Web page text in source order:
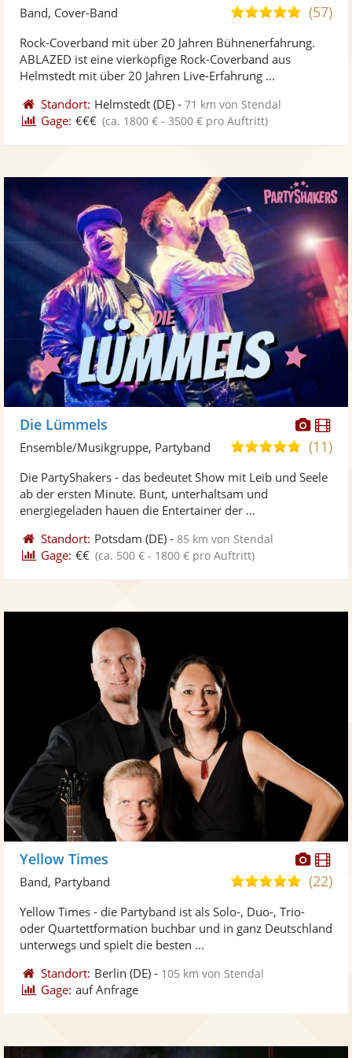
Fotos
4,9
5
(57)
Band, Cover-Band
Rock-Coverband mit über 20 Jahren Bühnenerfahrung.
ABLAZED ist eine vierköpfige Rock-Coverband aus
Helmstedt mit über 20 Jahren Live-Erfahrung ...
Standort: Helmstedt (DE) -71 km von Stendal
Gage: €€€ (ca. 1800 € - 3500 € pro Auftritt)
Fotos
Die Lümmels
5,0
5
(11)
Ensemble/Musikgruppe, Partyband
Die PartyShakers - das bedeutet Show mit Leib und Seele
ab der ersten Minute. Bunt, unterhaltsam und
energiegeladen hauen die Entertainer der ...
Standort: Potsdam (DE) -85 km von Stendal
Gage: €€ (ca. 500 € - 1800 € pro Auftritt)
Yellow Times
5,0
5
(22)
Band, Partyband
Yellow Times - die Partyband ist als Solo-, Duo-, Trio-
oder Quartettformation buchbar und in ganz Deutschland
unterwegs und spielt die besten ...
Standort: Berlin (DE) - 105 km von Stendal
Gage: auf Anfrage